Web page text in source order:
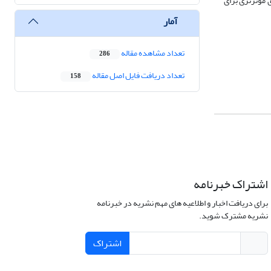
آمار
تعداد مشاهده مقاله 286
تعداد دریافت فایل اصل مقاله 158
اشتراک خبرنامه
برای دریافت اخبار و اطلاعیه های مهم نشریه در خبرنامه
نشریه مشترک شوید.
اشتراک